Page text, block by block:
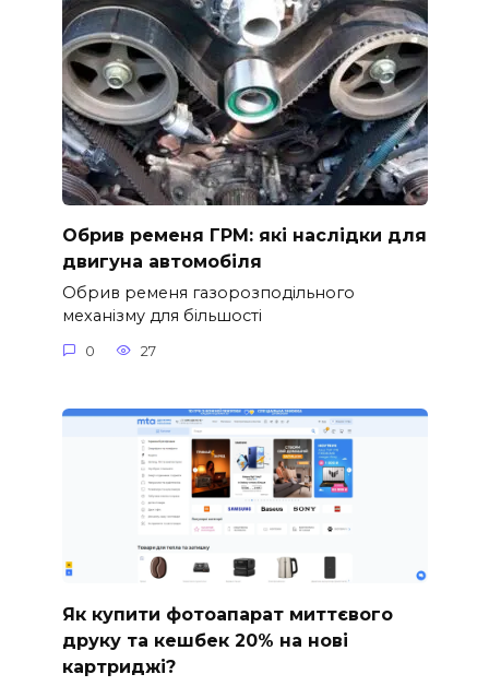
Обрив ременя ГРМ: які наслідки для
двигуна автомобіля
Обрив ременя газорозподільного
механізму для більшості
0 27
Як купити фотоапарат миттєвого
друку та кешбек 20% на нові
картриджі?